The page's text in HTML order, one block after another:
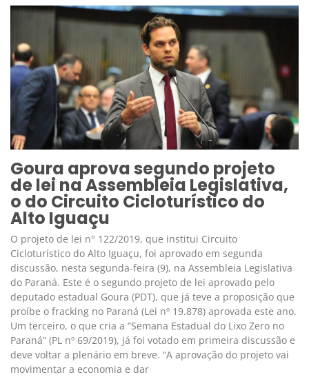
Goura aprova segundo projeto
de lei na Assembleia Legislativa,
o do Circuito Cicloturístico do
Alto Iguaçu
O projeto de lei n° 122/2019, que institui Circuito
Cicloturístico do Alto Iguaçu, foi aprovado em segunda
discussão, nesta segunda-feira (9), na Assembleia Legislativa
do Paraná. Este é o segundo projeto de lei aprovado pelo
deputado estadual Goura (PDT), que já teve a proposição que
proíbe o fracking no Paraná (Lei nº 19.878) aprovada este ano.
Um terceiro, o que cria a “Semana Estadual do Lixo Zero no
Paraná” (PL nº 69/2019), já foi votado em primeira discussão e
deve voltar a plenário em breve. “A aprovação do projeto vai
movimentar a economia e dar